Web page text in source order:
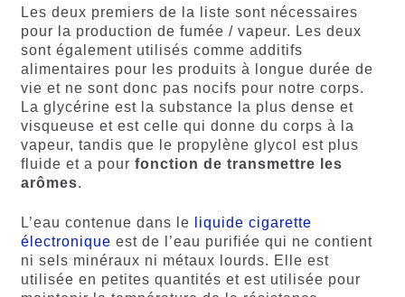
Les deux premiers de la liste sont nécessaires
pour la production de fumée / vapeur. Les deux
sont également utilisés comme additifs
alimentaires pour les produits à longue durée de
vie et ne sont donc pas nocifs pour notre corps.
La glycérine est la substance la plus dense et
visqueuse et est celle qui donne du corps à la
vapeur, tandis que le propylène glycol est plus
fluide et a pour fonction de transmettre les
arômes.
L’eau contenue dans le
liquide cigarette
électronique est de l’eau purifiée qui ne contient
ni sels minéraux ni métaux lourds. Elle est
utilisée en petites quantités et est utilisée pour